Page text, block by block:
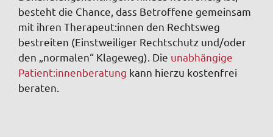
besteht die Chance, dass Betroffene gemeinsam
mit ihren Therapeut:innen den Rechtsweg
bestreiten (Einstweiliger Rechtschutz und/oder
den „normalen“ Klageweg). Die unabhängige
Patient:innenberatung kann hierzu kostenfrei
beraten.